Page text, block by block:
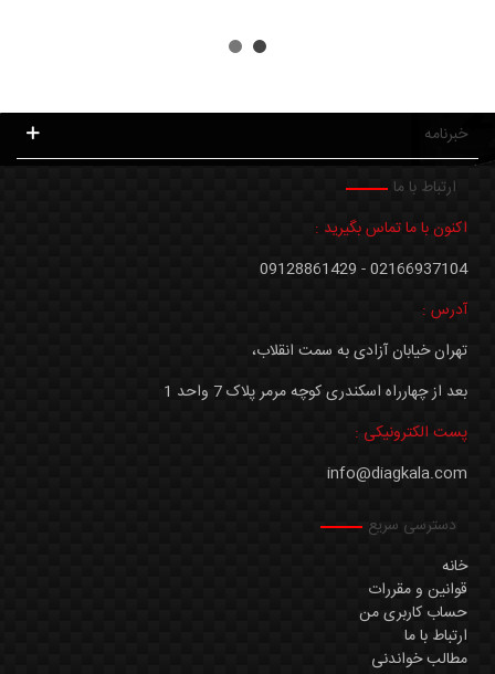
خبرنامه
ارتباط با ما
اکنون با ما تماس بگیرید :
02166937104 - 09128861429
آدرس :
تهران خیابان آزادی به سمت انقلاب،
بعد از چهارراه اسکندری کوچه مرمر پلاک 7 واحد 1
پست الکترونیکی :
info@diagkala.com
دسترسی سریع
خانه
قوانین و مقررات
حساب کاربری من
ارتباط با ما
مطالب خواندنی